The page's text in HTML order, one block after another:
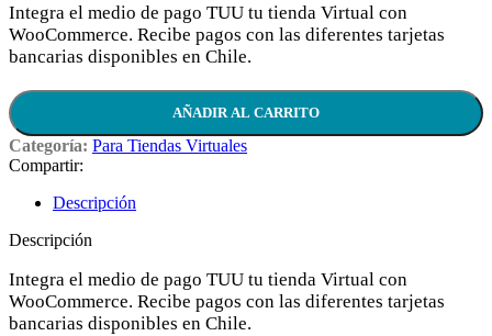
Integra el medio de pago TUU tu tienda Virtual con
WooCommerce. Recibe pagos con las diferentes tarjetas
bancarias disponibles en Chile.
AÑADIR AL CARRITO
Categoría: Para Tiendas Virtuales
Compartir:
Descripción
Descripción
Integra el medio de pago TUU tu tienda Virtual con
WooCommerce. Recibe pagos con las diferentes tarjetas
bancarias disponibles en Chile.